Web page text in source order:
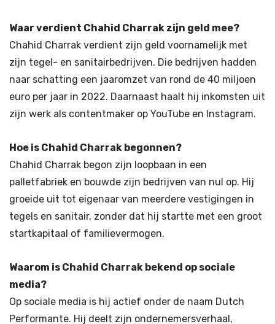
Waar verdient Chahid Charrak zijn geld mee?
Chahid Charrak verdient zijn geld voornamelijk met
zijn tegel- en sanitairbedrijven. Die bedrijven hadden
naar schatting een jaaromzet van rond de 40 miljoen
euro per jaar in 2022. Daarnaast haalt hij inkomsten uit
zijn werk als contentmaker op YouTube en Instagram.
Hoe is Chahid Charrak begonnen?
Chahid Charrak begon zijn loopbaan in een
palletfabriek en bouwde zijn bedrijven van nul op. Hij
groeide uit tot eigenaar van meerdere vestigingen in
tegels en sanitair, zonder dat hij startte met een groot
startkapitaal of familievermogen.
Waarom is Chahid Charrak bekend op sociale
media?
Op sociale media is hij actief onder de naam Dutch
Performante. Hij deelt zijn ondernemersverhaal,